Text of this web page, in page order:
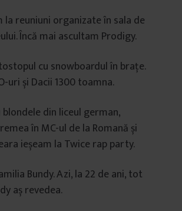
la reuniuni organizate în sala de
Încă mai ascultam Prodigy.
cu snowboardul în brațe.
uri și Dacii 1300 toamna.
din liceul german,
în MC-ul de la Romană și
ieșeam la Twice rap party.
Bundy. Azi, la 22 de ani, tot
aș revedea.